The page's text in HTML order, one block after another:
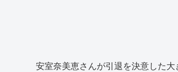
安室奈美恵さんが引退を決意した